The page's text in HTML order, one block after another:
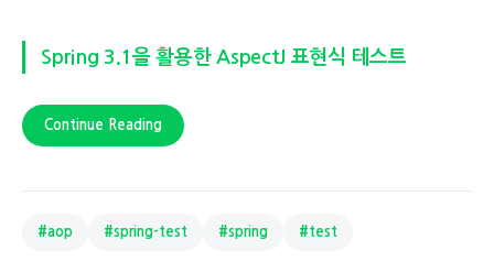
Spring 3.1을 활용한 AspectJ 표현식 테스트
Continue Reading
#aop #spring-test #spring #test